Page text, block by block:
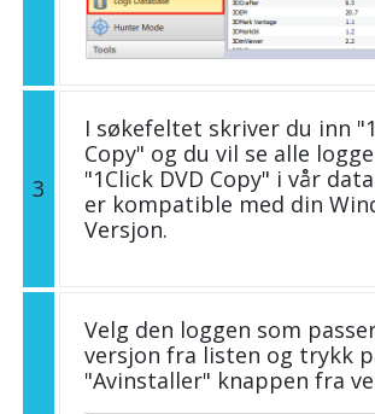
3
I søkefeltet skriver du inn
Copy" og du vil se alle
"1Click DVD Copy" i vår
er kompatible med din
Versjon.
Velg den loggen som
versjon fra listen og trykk
"Avinstaller" knappen fra